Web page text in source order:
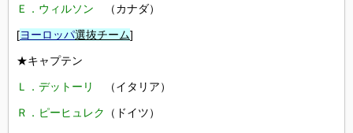
Ｅ．ウィルソン （カナダ）
[ヨーロッパ選抜チーム]
★キャプテン
Ｌ．デットーリ （イタリア）
Ｒ．ピーヒュレク （ドイツ）